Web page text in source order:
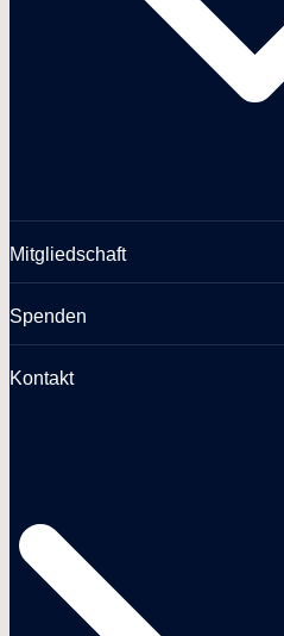
Mitgliedschaft
Spenden
Kontakt